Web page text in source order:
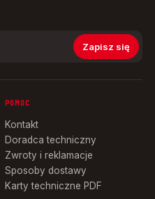
Zapisz się
POMOC
Kontakt
Doradca techniczny
Zwroty i reklamacje
Sposoby dostawy
Karty techniczne PDF